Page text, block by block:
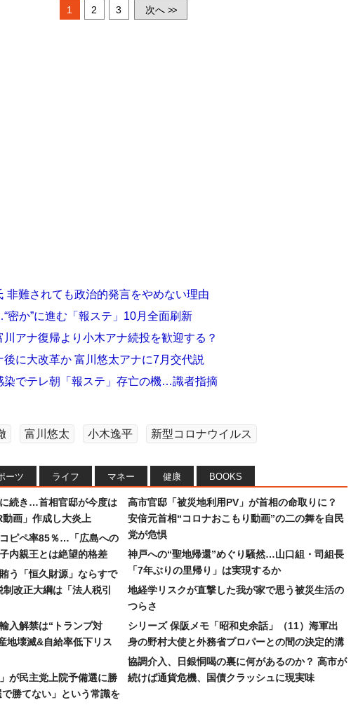
1 2 3 次へ >>
非難されても政治的発言をやめない理由
密か”に進む「報ステ」10月全面刷新
アナ復帰より小木アナ続投を歓迎する？
後に大改革か 富川悠太アナに7月交代説
染でテレ朝「報ステ」存亡の機…識者指摘
富川悠太 小木逸平 新型コロナウイルス
ーツ ライフ マネー 健康 BOOKS
続き…首相官邸が今度は
画」作成し大炎上
ピペ率85％…「広島への
内親王とは絶望的格差
う「恒久財源」ならすで
改正大綱は「法人税引
入解禁は“トランプ対
地壊滅&自給率低下リス
が民主党上院予備選に勝
勝てない」という常識を
高市官邸「被災地利用PV」が首相の命取りに？
安倍元首相“コロナおこもり動画”の二の舞を自民
党が危惧
神戸への“聖地帰還”めぐり騒然…山口組・司組長
「7年ぶりの里帰り」は実現するか
地経学リスクが直撃した我が家で思う被災生活の
つらさ
シリーズ 保阪メモ「昭和史余話」（11）海軍出
身の野村大使と外務省プロパーとの間の決定的溝
協調介入、日銀恫喝の裏に何があるのか？ 高市が
続けば通貨危機、国債クラッシュに現実味